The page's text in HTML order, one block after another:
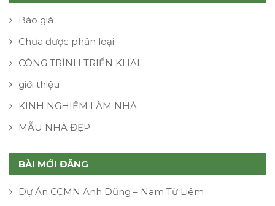
Báo giá
Chưa được phân loại
CÔNG TRÌNH TRIỂN KHAI
giới thiệu
KINH NGHIỆM LÀM NHÀ
MẪU NHÀ ĐẸP
BÀI MỚI ĐĂNG
Dự Án CCMN Anh Dũng – Nam Từ Liêm